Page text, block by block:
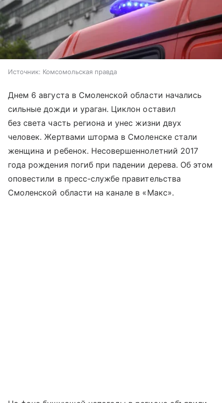
Источник: Комсомольская правда
Днем 6 августа в Смоленской области начались
сильные дожди и ураган. Циклон оставил
без света часть региона и унес жизни двух
человек. Жертвами шторма в Смоленске стали
женщина и ребенок. Несовершеннолетний 2017
года рождения погиб при падении дерева. Об этом
оповестили в пресс-службе правительства
Смоленской области на канале в «Макс».